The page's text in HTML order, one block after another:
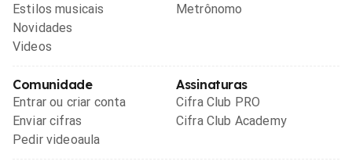
Estilos musicais
Novidades
Videos
Metrônomo
Comunidade
Entrar ou criar conta
Enviar cifras
Pedir videoaula
Assinaturas
Cifra Club PRO
Cifra Club Academy